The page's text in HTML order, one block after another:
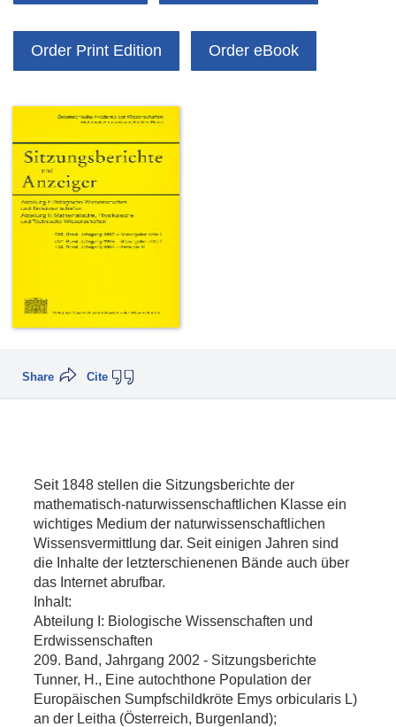
Order Print Edition Order eBook
Cite
Share
Seit 1848 stellen die Sitzungsberichte der
mathematisch-naturwissenschaftlichen Klasse ein
wichtiges Medium der naturwissenschaftlichen
Wissensvermittlung dar. Seit einigen Jahren sind
die Inhalte der letzterschienenen Bände auch über
das Internet abrufbar.
Inhalt:
Abteilung I: Biologische Wissenschaften und
Erdwissenschaften
209. Band, Jahrgang 2002 - Sitzungsberichte
Tunner, H., Eine autochthone Population der
Europäischen Sumpfschildkröte Emys orbicularis L)
an der Leitha (Österreich, Burgenland);